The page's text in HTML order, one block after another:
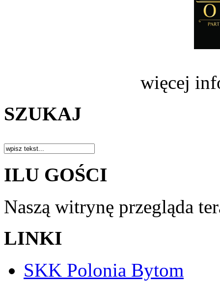
więcej
SZUKAJ
ILU GOŚCI
Naszą witrynę przegląda
LINKI
SKK Polonia Bytom